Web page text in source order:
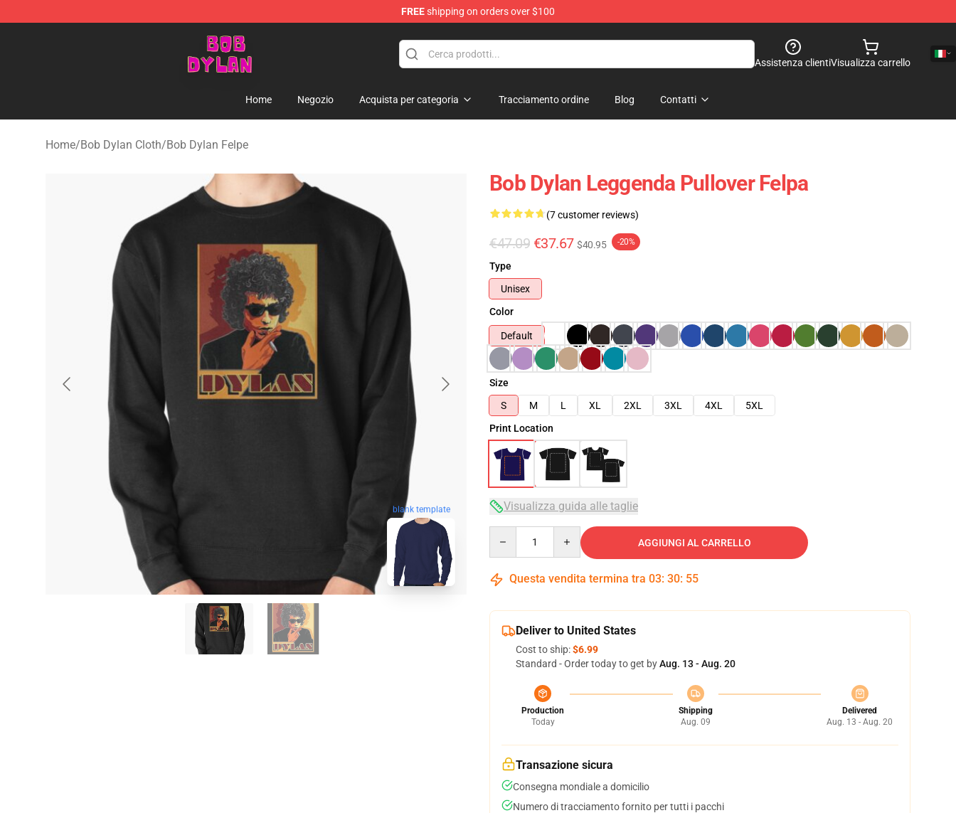
FREEshipping on orders over $100
Bob Dylan Store - Official Bob Dylan Merchandise Shop
Assistenza clientiVisualizza carrello
Home Negozio Acquista per categoria Tracciamento ordine Blog Contatti
Home/Bob Dylan Cloth/Bob Dylan Felpe
blank template
Bob Dylan Leggenda Pullover Felpa
(7 customer reviews)
€47.09 €37.67 $40.95 -20%
Type
Unisex
Color
Default
Size
S
M L XL 2XL 3XL 4XL
5XL
Print Location
Visualizza guida alle taglie
AGGIUNGI AL CARRELLO
Questa vendita termina tra 03: 30: 54
Deliver to United States
Cost to ship:$6.99
Standard - Order today to get byAug. 13 - Aug. 20
Production
Today
Shipping
Aug. 09
Delivered
Aug. 13 - Aug. 20
Transazione sicura
Consegna mondiale a domicilio
Numero di tracciamento fornito per tutti i pacchi